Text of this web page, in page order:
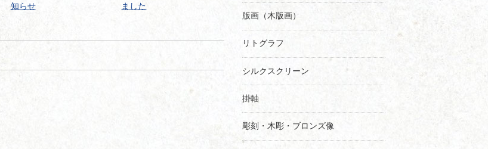
知らせ
ました
版画（木版画）
リトグラフ
シルクスクリーン
掛軸
彫刻・木彫・ブロンズ像